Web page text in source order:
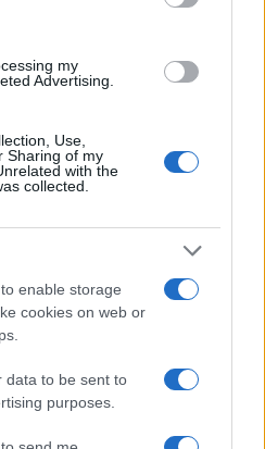
my
Advertising.
Use,
Sharing of my
with the
collected.
enable storage
cookies on web or
data to be sent to
purposes.
szóvivője, Jeremy
megjegyzéseit
és a
gyűlöletet szít Omar
lévő
technikai kérdés
végző kongresszusi
hogy kövesse a
tegyen fel a
dolgozzon, hogy a
kormányunknak nem
egyetlen személytől